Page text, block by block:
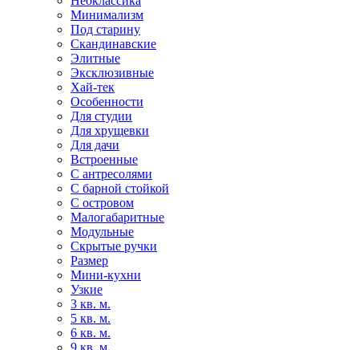
Минимализм
Под старину
Скандинавские
Элитные
Эксклюзивные
Хай-тек
Особенности
Для студии
Для хрущевки
Для дачи
Встроенные
С антресолями
С барной стойкой
С островом
Малогабаритные
Модульные
Скрытые ручки
Размер
Мини-кухни
Узкие
3 кв. м.
5 кв. м.
6 кв. м.
9 кв. м.